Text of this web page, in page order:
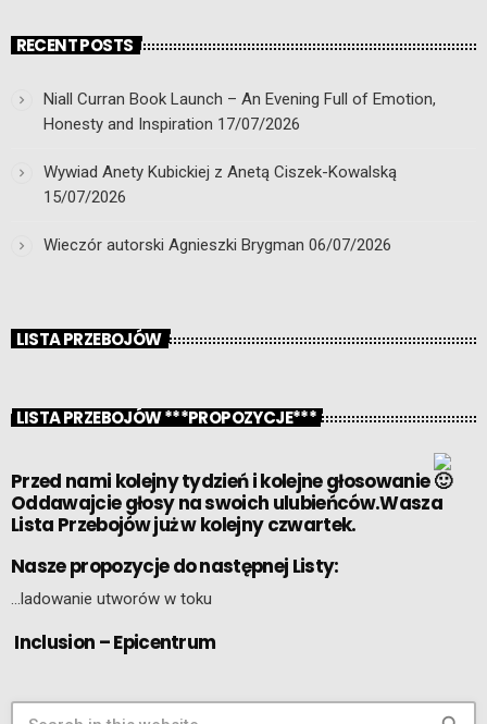
RECENT POSTS
Niall Curran Book Launch – An Evening Full of Emotion,
Honesty and Inspiration 17/07/2026
Wywiad Anety Kubickiej z Anetą Ciszek-Kowalską
15/07/2026
Wieczór autorski Agnieszki Brygman 06/07/2026
LISTA PRZEBOJÓW
LISTA PRZEBOJÓW ***PROPOZYCJE***
Przed nami kolejny tydzień i kolejne głosowanie
Oddawajcie głosy na swoich ulubieńców.Wasza
Lista Przebojów już w kolejny czwartek.
Nasze propozycje do następnej Listy:
…ladowanie utworów w toku
Inclusion – Epicentrum